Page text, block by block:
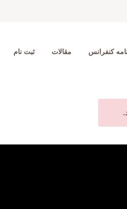
کنفرانس مقالات ثبت نام